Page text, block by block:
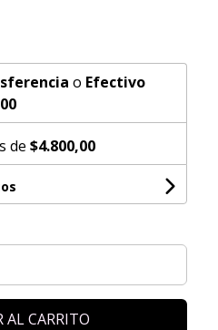
o Efectivo
de $4.800,00
AL CARRITO